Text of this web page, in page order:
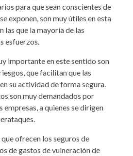
para que sean conscientes de
exponen, son muy útiles en esta
las que la mayoría de las
esfuerzos.
importante en este sentido son
que facilitan que las
su actividad de forma segura.
son muy demandados por
empresas, a quienes se dirigen
ofrecen los seguros de
de gastos de vulneración de